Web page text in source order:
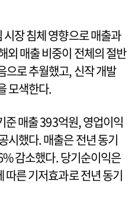
장 침체 영향으로 매출과
외 매출 비중이 전체의 절반
으로 추월했고, 신작 개발
모색한다.
준 매출 393억원, 영업이익
시했다. 매출은 전년 동기
감소했다. 당기순이익은
른 기저효과로 전년 동기